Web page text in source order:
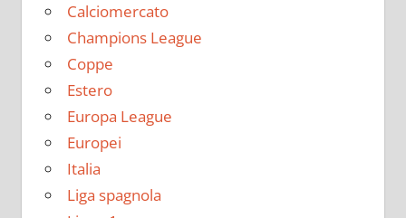
Calciomercato
Champions League
Coppe
Estero
Europa League
Europei
Italia
Liga spagnola